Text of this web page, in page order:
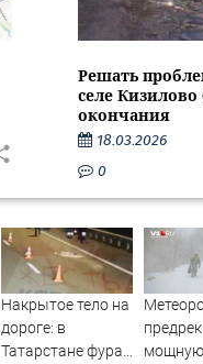
Решать
селе Кизилово
окончания
18.03.2026
0
Накрытое тело на
дороге: в
Татарстане фура
мощную